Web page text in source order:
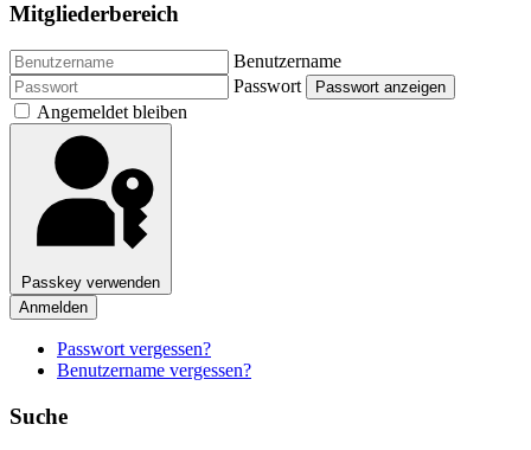
Mitgliederbereich
Benutzername
Passwort
Passwort anzeigen
Angemeldet bleiben
Passkey verwenden
Anmelden
Passwort vergessen?
Benutzername vergessen?
Suche